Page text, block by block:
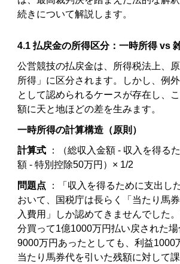
続きについて解説します。
4.1 払戻金の所得区分：一時所得 vs
公営競技の払戻金は、所得税法上、
所得」に区分されます。しかし、例外
として認められるケースが存在し、
額に天と地ほどの差を生みます。
一時所得の計算構造（原則）
計算式 ：（総収入金額 - 収入を得る
額 - 特別控除50万円）× 1/2
問題点 ：「収入を得るために支出し
おいて、国税庁は長らく「当たり馬
入費用」しか認めてきませんでした
分買って1億1000万円払い戻された
9000万円あったとしても、利益1000
当たり馬券代を引いた残額に対して課